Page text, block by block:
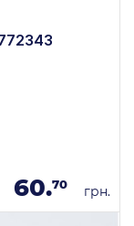
60.70 грн.